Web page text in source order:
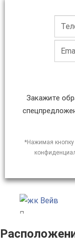
Закажите
*Нажимая кнопку